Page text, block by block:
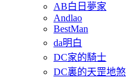
AB白日夢家
Andlao
BestMan
da明白
DC家的騎士
DC裏的天罡地煞